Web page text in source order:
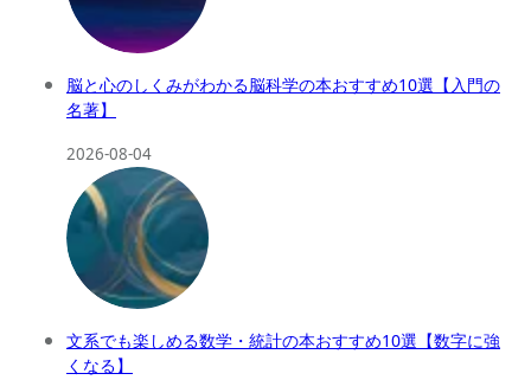
脳と心のしくみがわかる脳科学の本おすすめ10選【入門の
名著】
2026-08-04
文系でも楽しめる数学・統計の本おすすめ10選【数字に強
くなる】